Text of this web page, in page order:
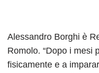
Alessandro Borghi è
Romolo. “Dopo i mesi
fisicamente e a